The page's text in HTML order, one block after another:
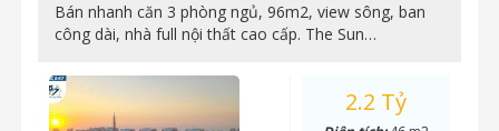
Bán nhanh căn 3 phòng ngủ, 96m2, view sông, ban
công dài, nhà full nội thất cao cấp. The Sun…
2.2 Tỷ